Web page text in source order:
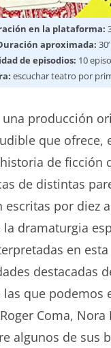
en la plataforma:
aproximada: 30’
de episodios: 10
escuchar teatro por
una producción
que ofrece,
de ficción
de distintas
escritas por diez
la dramaturgia
en
destacadas
que podemos
Coma, Nora
algunos de sus